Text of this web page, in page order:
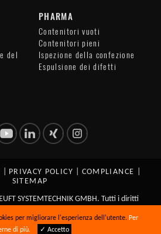
per migliorare l'esperienza dell'utente. Per
di più.
✓ Accetto
del
PHARMA
Contenitori vuoti
Contenitori pieni
Ispezione della confezione
Espulsione dei difetti
PRIVACY POLICY COMPLIANCE
SITEMAP
SYSTEMTECHNIK GMBH. Tutti i diritti